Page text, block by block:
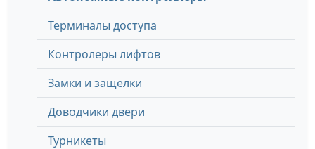
Терминалы доступа
Контролеры лифтов
Замки и защелки
Доводчики двери
Турникеты